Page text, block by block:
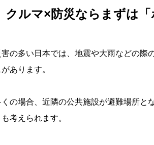
クルマ×防災ならまずは
害の多い日本では、地震や大雨などの際
があります。
くの場合、近隣の公共施設が避難場所と
も考えられます。